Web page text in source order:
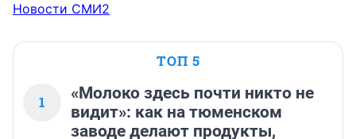
Новости СМИ2
ТОП 5
1
«Молоко здесь почти никто не
видит»: как на тюменском
заводе делают продукты,